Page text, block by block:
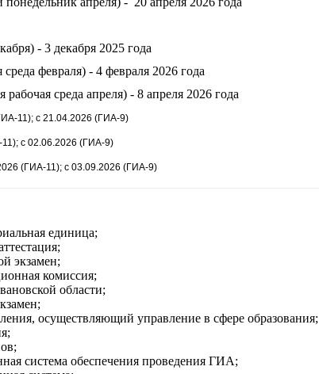
- 3 декабря 2025 года
февраля) - 4 февраля 2026 года
среда апреля) - 8 апреля 2026 года
11); с 21.04.2026 (ГИА-9)
с 02.06.2026 (ГИА-9)
(ГИА-11); с 03.09.2026 (ГИА-9)
единица;
экзамен;
комиссия;
области;
осуществляющий управление в сфере образования;
система обеспечения проведения ГИА;